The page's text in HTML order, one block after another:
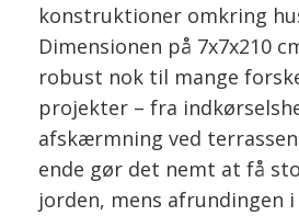
konstruktioner omkring
Dimensionen på 7x7x210
robust nok til mange
projekter – fra
afskærmning ved
ende gør det nemt at få
jorden, mens afrundingen